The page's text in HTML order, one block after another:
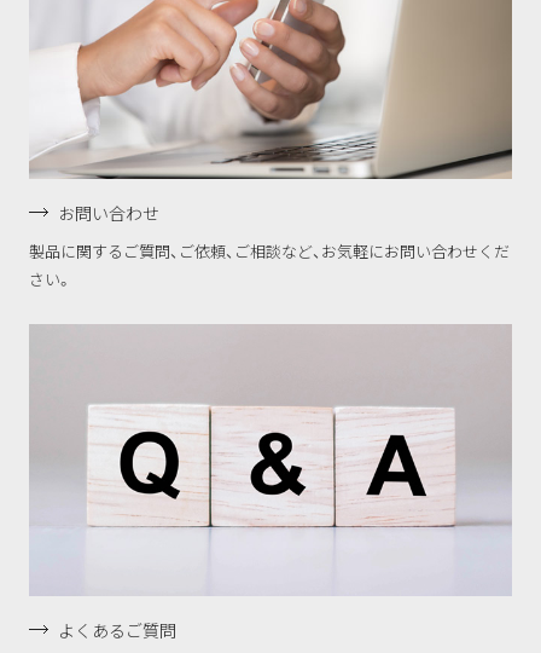
お問い合わせ
製品に関するご質問、ご依頼、ご相談など、お気軽にお問い合わせくだ
さい。
よくあるご質問